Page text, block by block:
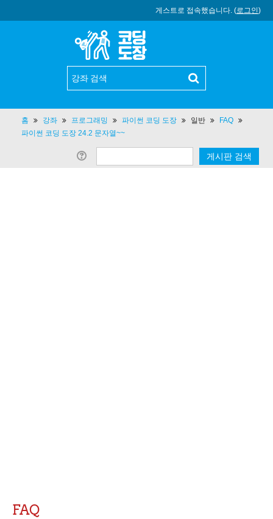
게스트로 접속했습니다. (로그인)
홈 강좌 프로그래밍 파이썬 코딩 도장 일반
FAQ
파이썬 코딩 도장 24.2 문자열~~
FAQ